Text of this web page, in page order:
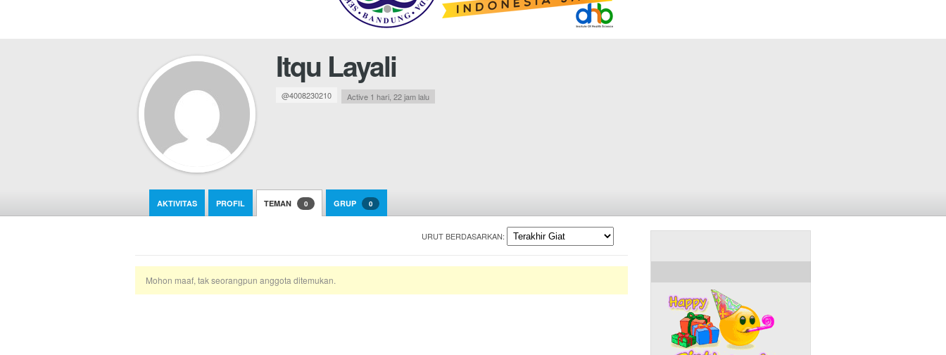
Itqu Layali
@4008230210 Active 1 hari, 22 jam lalu
AKTIVITAS PROFIL TEMAN 0 GRUP 0
URUT BERDASARKAN:
Mohon maaf, tak seorangpun anggota ditemukan.